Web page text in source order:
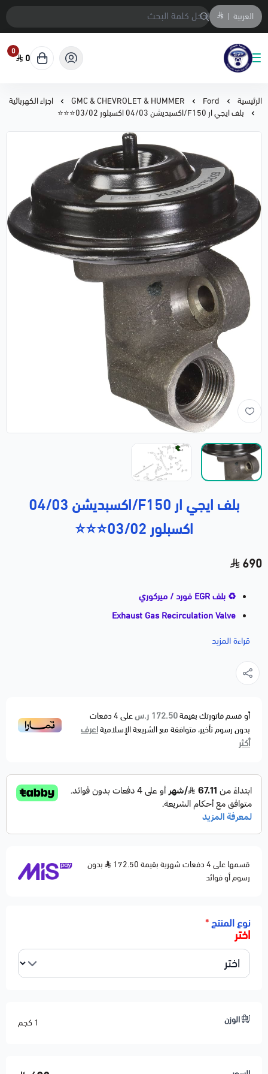
العربية |
متجر المحمادي لقطع السيارات
0
0
الرئيسية Ford
GMC & CHEVROLET & HUMMER
اجزاء الكهربائية
بلف ايجي ار F150/اكسبديشن 04/03 اكسبلور 03/02⭐⭐⭐
بلف ايجي ار F150/اكسبديشن 04/03
اكسبلور 03/02⭐⭐⭐
690
♻️ بلف EGR فورد / ميركوري
Exhaust Gas Recirculation Valve
موديلات 1999–2004
E-150 — 2003
E-250 — 2003
F-150 — 2003
F-150 Heritage — 2004
Cougar — 1999–2000
Mountaineer — 2002–2003
📝 وصف مختصر
جزء من غازات العادم إلى الثلاجة لتقليل الانبعاثات وتحسين
استهلاك الوقود.
ولمبة المكينة المرتبطة بنظام العادم.
قراءة المزيد
أو قسم فاتورتك بقيمة172.50 ر.س على4دفعات
بدون رسوم تأخير، متوافقة مع الشريعة الإسلاميةاعرف
أكثر
قسمها على 4 دفعات شهرية بقيمة 172.50
بدون
رسوم أو فوائد
نوع المنتج*
اختر
الوزن 1 كجم